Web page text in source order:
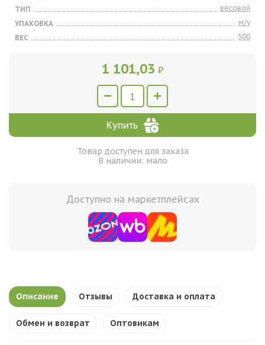
ТИП
весовой
УПАКОВКА
м/у
ВЕС
500
1 101,03 ₽
Купить
Товар доступен для заказа
В наличии: мало
Доступно на маркетплейсах
Описание Отзывы Доставка и оплата
Обмен и возврат Оптовикам